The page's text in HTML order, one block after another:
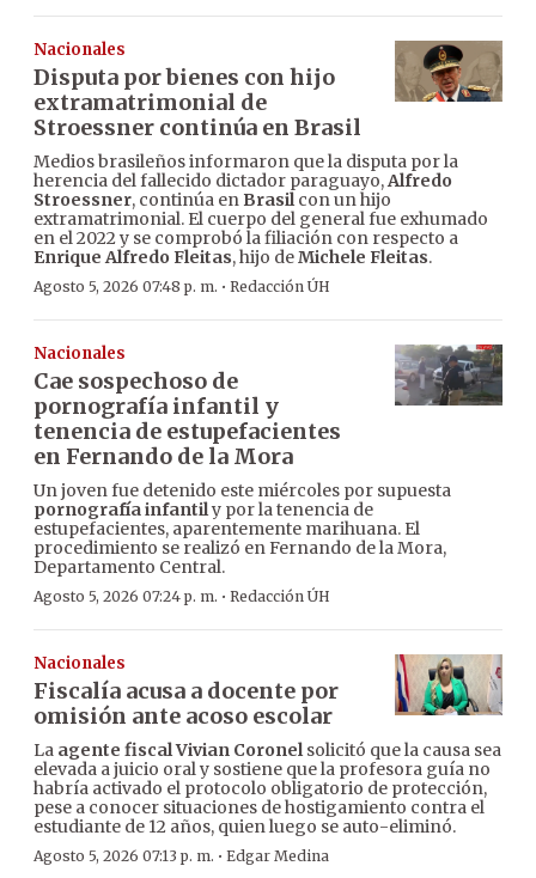
Nacionales
Disputa por bienes con hijo
extramatrimonial de
Stroessner continúa en Brasil
Medios brasileños informaron que la disputa por la
herencia del fallecido dictador paraguayo,Alfredo
Stroessner, continúa en Brasilcon un hijo
extramatrimonial. El cuerpo del general fue exhumado
en el 2022 y se comprobó la filiación con respecto a
Enrique Alfredo Fleitas, hijo deMichele Fleitas.
Agosto 5, 2026 07:48 p. m. · Redacción ÚH
Nacionales
Cae sospechoso de
pornografía infantil y
tenencia de estupefacientes
en Fernando de la Mora
Un joven fue detenido este miércoles por supuesta
pornografía infantily por la tenencia de
estupefacientes, aparentemente marihuana. El
procedimiento se realizó en Fernando de la Mora,
Departamento Central.
Agosto 5, 2026 07:24 p. m. · Redacción ÚH
Nacionales
Fiscalía acusa a docente por
omisión ante acoso escolar
La agente fiscal Vivian Coronelsolicitó que la causa sea
elevada a juicio oral y sostiene que la profesora guía no
habría activado el protocolo obligatorio de protección,
pese a conocer situaciones de hostigamiento contra el
estudiante de 12 años, quien luego se auto-eliminó.
Agosto 5, 2026 07:13 p. m. · Edgar Medina